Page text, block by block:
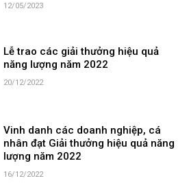
12/05/2023
Lễ trao các giải thưởng hiệu quả
năng lượng năm 2022
20/12/2022
Vinh danh các doanh nghiệp, cá
nhân đạt Giải thưởng hiệu quả năng
lượng năm 2022
16/12/2022